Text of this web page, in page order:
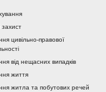
цивільно-правової
від нещасних випадків
життя
житла та побутових речей